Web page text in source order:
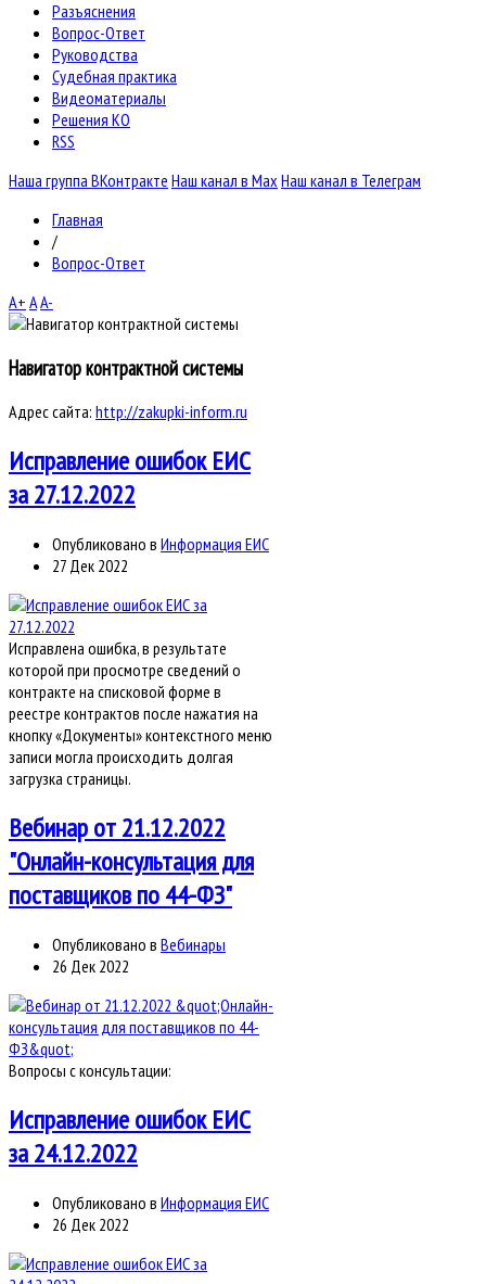
Разъяснения
Вопрос-Ответ
Руководства
Судебная практика
Видеоматериалы
Решения КО
RSS
Наша группа ВКонтракте Наш канал в Max Наш канал в Телеграм
Главная
/
Вопрос-Ответ
A+ AA-
Навигатор контрактной системы
Адрес сайта: http://zakupki-inform.ru
Исправление ошибок ЕИС
за 27.12.2022
Опубликовано в Информация ЕИС
27 Дек 2022
Исправлена ошибка, в результате
которой при просмотре сведений о
контракте на списковой форме в
реестре контрактов после нажатия на
кнопку «Документы» контекстного меню
записи могла происходить долгая
загрузка страницы.
Вебинар от 21.12.2022
"Онлайн-консультация для
поставщиков по 44-ФЗ"
Опубликовано в Вебинары
26 Дек 2022
Вопросы с консультации:
Исправление ошибок ЕИС
за 24.12.2022
Опубликовано в Информация ЕИС
26 Дек 2022